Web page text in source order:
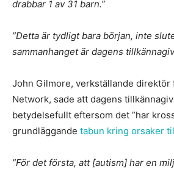
drabbar 1 av 31 barn.”
”Detta är tydligt bara början, inte
sammanhanget är dagens
John Gilmore, verkställande direktör
Network, sade att dagens
betydelsefullt eftersom det ”har
grundläggande tabun kring orsaker
”För det första, att [autism] har en